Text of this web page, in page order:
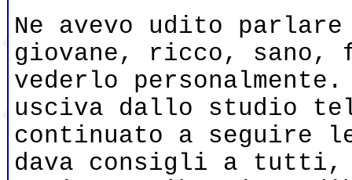
Ne avevo udito
giovane, ricco, sano,
vederlo
usciva dallo studio
continuato a seguire
dava consigli a tutti,